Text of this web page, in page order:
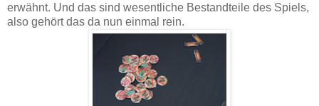
erwähnt. Und das sind wesentliche Bestandteile des Spiels,
also gehört das da nun einmal rein.